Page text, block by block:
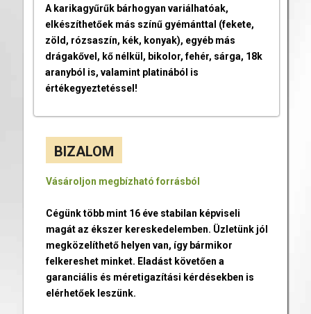
A karikagyűrűk bárhogyan variálhatóak,
elkészíthetőek más színű gyémánttal (fekete,
zöld, rózsaszín, kék, konyak), egyéb más
drágakővel, kő nélkül, bikolor, fehér, sárga, 18k
aranyból is, valamint platinából is
értékegyeztetéssel!
BIZALOM
Vásároljon megbízható forrásból
Cégünk több mint 16 éve stabilan képviseli
magát az ékszer kereskedelemben. Üzletünk jól
megközelíthető helyen van, így bármikor
felkereshet minket. Eladást követően a
garanciális és méretigazítási kérdésekben is
elérhetőek leszünk.